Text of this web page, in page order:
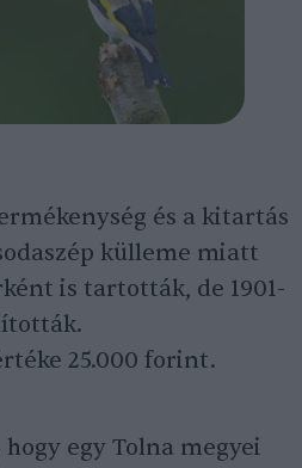
és a kitartás
külleme miatt
is tartották, de 1901-
25.000 forint.
egy Tolna megyei